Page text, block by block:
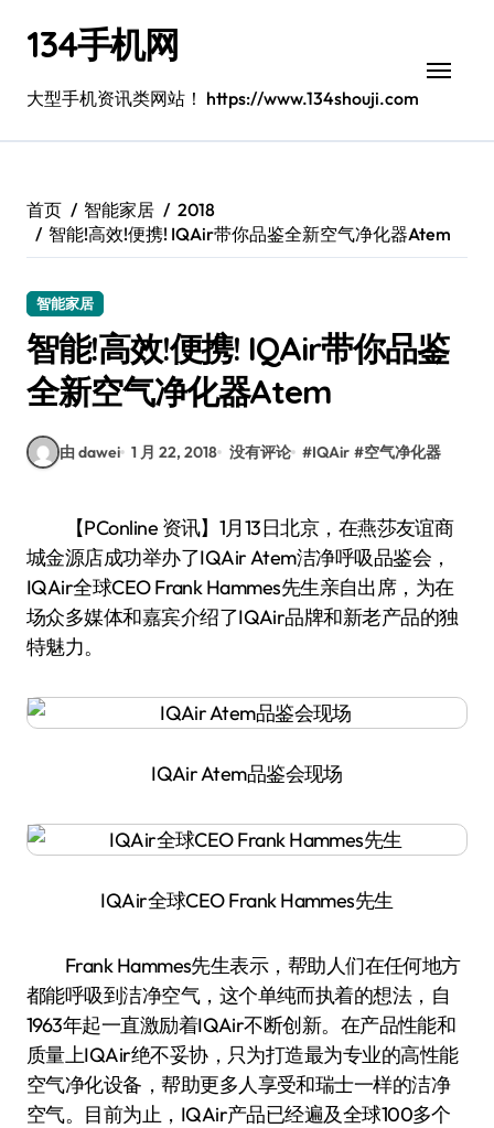
134手机网
大型手机资讯类网站！ https://www.134shouji.com
首页 智能家居
2018
智能!高效!便携! IQAir带你品鉴全新空气净化器Atem
智能家居
智能!高效!便携! IQAir带你品鉴
全新空气净化器Atem
由 dawei 1 月 22, 2018 没有评论 #IQAir #空气净化器
【PConline 资讯】1月13日北京，在燕莎友谊商
城金源店成功举办了IQAir Atem洁净呼吸品鉴会，
IQAir全球CEO Frank Hammes先生亲自出席，为在
场众多媒体和嘉宾介绍了IQAir品牌和新老产品的独
特魅力。
IQAir Atem品鉴会现场
IQAir全球CEO Frank Hammes先生
Frank Hammes先生表示，帮助人们在任何地方
都能呼吸到洁净空气，这个单纯而执着的想法，自
1963年起一直激励着IQAir不断创新。在产品性能和
质量上IQAir绝不妥协，只为打造最为专业的高性能
空气净化设备，帮助更多人享受和瑞士一样的洁净
空气。目前为止，IQAir产品已经遍及全球100多个